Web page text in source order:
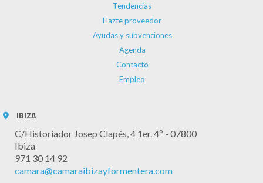
Tendencias
Hazte proveedor
Ayudas y subvenciones
Agenda
Contacto
Empleo
IBIZA
C/Historiador Josep Clapés, 4 1er. 4º - 07800
Ibiza
971 30 14 92
camara@camaraibizayformentera.com